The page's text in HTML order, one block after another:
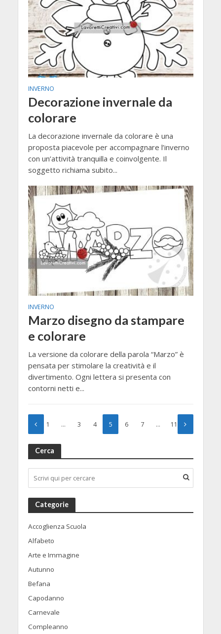
INVERNO
Decorazione invernale da
colorare
La decorazione invernale da colorare è una
proposta piacevole per accompagnare l’inverno
con un’attività tranquilla e coinvolgente. Il
soggetto richiama subito...
INVERNO
Marzo disegno da stampare
e colorare
La versione da colorare della parola “Marzo” è
pensata per stimolare la creatività e il
divertimento. Ogni lettera si presenta con
contorni netti e...
1 … 3 4 5 6 7 … 11
Cerca
Categorie
Accoglienza Scuola
Alfabeto
Arte e Immagine
Autunno
Befana
Capodanno
Carnevale
Compleanno